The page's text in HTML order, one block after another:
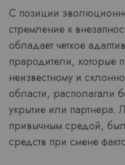
С позиции
стремление к
обладает четкое
прародители, которые
неизвестному и
области, располагали
укрытие или партнера.
привычным средой,
средств при смене